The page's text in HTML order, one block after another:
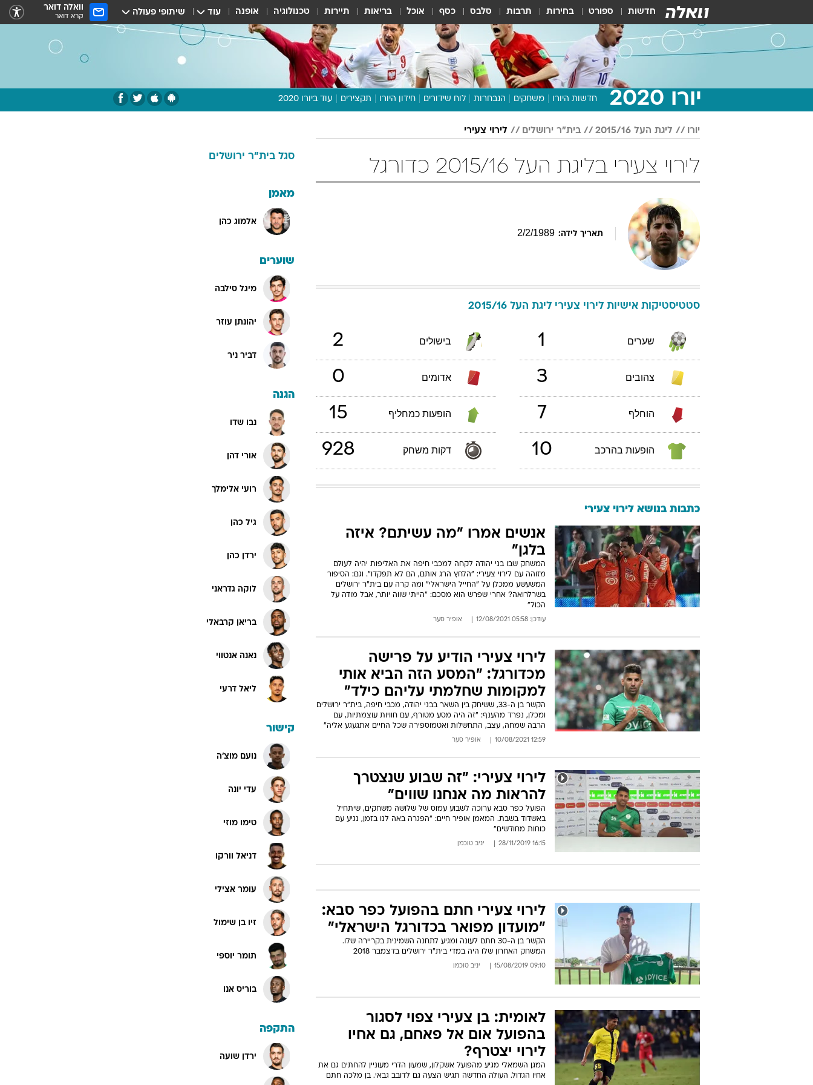
חדשות ספורט בחירות תרבות סלבס כסף אוכל בריאות תיירות טכנולוגיה אופנה עוד שיתופי פעולה וואלה דואר
קרא דואר
יורו 2020 חדשות היורו משחקים הנבחרות לוח שידורים חידון היורו תקצירים עוד ביורו 2020
תכנית היורו
דעות ופרשנויות
יורו ליגת העל 2015/16 בית"ר ירושלים לירוי צעירי
לירוי צעירי בליגת העל 2015/16 כדורגל
תאריך לידה: 2/2/1989
סטטיסטיקות אישיות לירוי צעירי ליגת העל 2015/16
שערים 1 בישולים 2
צהובים 3 אדומים 0
הוחלף 7 הופעות כמחליף 15
הופעות בהרכב 10 דקות משחק 928
כתבות בנושא לירוי צעירי
אנשים אמרו "מה עשיתם? איזה
בלגן"
המשחק שבו בני יהודה לקחה למכבי חיפה את האליפות יהיה לעולם
מזוהה עם לירוי צעירי: "הלחץ הרג אותם, הם לא תפקדו". וגם: הסיפור
המשעשע ממכלן על "החייל הישראלי" ומה קרה עם בית"ר ירושלים
בשרלרואה? אחרי שפרש הוא מסכם: "הייתי שווה יותר, אבל מודה על
הכול"
עודכן: 05:58 12/08/2021 אופיר סער
לירוי צעירי הודיע על פרישה
מכדורגל: "המסע הזה הביא אותי
למקומות שחלמתי עליהם כילד"
הקשר בן ה-33, ששיחק בין השאר בבני יהודה, מכבי חיפה, בית"ר ירושלים
ומכלן, נפרד מהענף: "זה היה מסע מטורף, עם חוויות עוצמתיות, עם
הרבה שמחה, עצב, התחשלות ואטמוספירה שכל החיים אתגעגע אליה"
12:59 10/08/2021 אופיר סער
לירוי צעירי: "זה שבוע שנצטרך
להראות מה אנחנו שווים"
הפועל כפר סבא ערוכה לשבוע עמוס של שלושה משחקים, שיתחיל
באשדוד בשבת. המאמן אופיר חיים: "הפגרה באה לנו בזמן, נגיע עם
כוחות מחודשים"
16:15 28/11/2019 יניב טוכמן
לירוי צעירי חתם בהפועל כפר סבא:
"מועדון מפואר בכדורגל הישראלי"
הקשר בן ה-30 חתם לעונה ומגיע לתחנה השמינית בקריירה שלו.
המשחק האחרון שלו היה במדי בית"ר ירושלים בדצמבר 2018
09:10 15/08/2019 יניב טוכמן
לאומית: בן צעירי צפוי לסגור
בהפועל אום אל פאחם, גם אחיו
לירוי יצטרף?
המגן השמאלי מגיע מהפועל אשקלון, שמעון הדרי מעוניין להחתים גם את
אחיו הגדול. העולה החדשה תגיש הצעה גם לדובב גבאי. בן מלכה חתם
סגל בית"ר ירושלים
מאמן
אלמוג כהן
שוערים
מיגל סילבה
יהונתן עוזר
דביר ניר
הגנה
נבו שדו
אורי דהן
רועי אלימלך
גיל כהן
ירדן כהן
לוקה גדראני
בריאן קרבאלי
נאנה אנטווי
ליאל דרעי
קישור
נועם מוצ'ה
עדי יונה
טימו מוזי
דניאל וורקו
עומר אצילי
זיו בן שימול
תומר יוספי
בוריס אנו
התקפה
ירדן שועה